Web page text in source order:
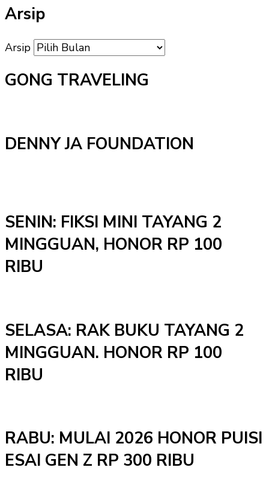
Arsip
Arsip
GONG TRAVELING
DENNY JA FOUNDATION
SENIN: FIKSI MINI TAYANG 2
MINGGUAN, HONOR RP 100
RIBU
SELASA: RAK BUKU TAYANG 2
MINGGUAN. HONOR RP 100
RIBU
RABU: MULAI 2026 HONOR PUISI
ESAI GEN Z RP 300 RIBU